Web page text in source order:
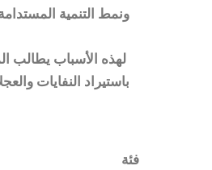
ونمط التنمية
لهذه الأسباب يطالب
باستيراد النفايات
فئة